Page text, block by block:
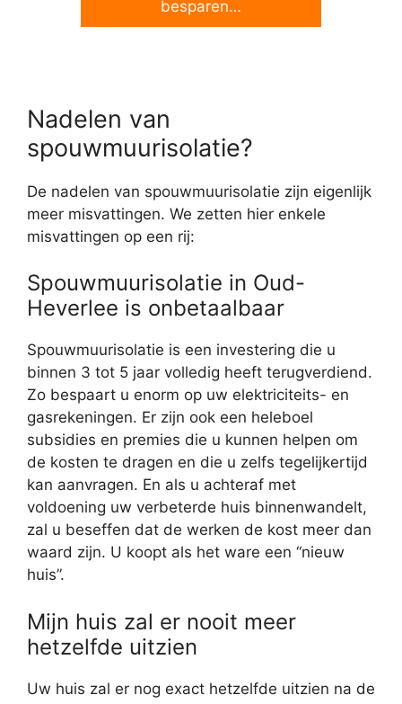
besparen…
Nadelen van
spouwmuurisolatie?
De nadelen van spouwmuurisolatie zijn eigenlijk
meer misvattingen. We zetten hier enkele
misvattingen op een rij:
Spouwmuurisolatie in Oud-
Heverlee is onbetaalbaar
Spouwmuurisolatie is een investering die u
binnen 3 tot 5 jaar volledig heeft terugverdiend.
Zo bespaart u enorm op uw elektriciteits- en
gasrekeningen. Er zijn ook een heleboel
subsidies en premies die u kunnen helpen om
de kosten te dragen en die u zelfs tegelijkertijd
kan aanvragen. En als u achteraf met
voldoening uw verbeterde huis binnenwandelt,
zal u beseffen dat de werken de kost meer dan
waard zijn. U koopt als het ware een “nieuw
huis”.
Mijn huis zal er nooit meer
hetzelfde uitzien
Uw huis zal er nog exact hetzelfde uitzien na de